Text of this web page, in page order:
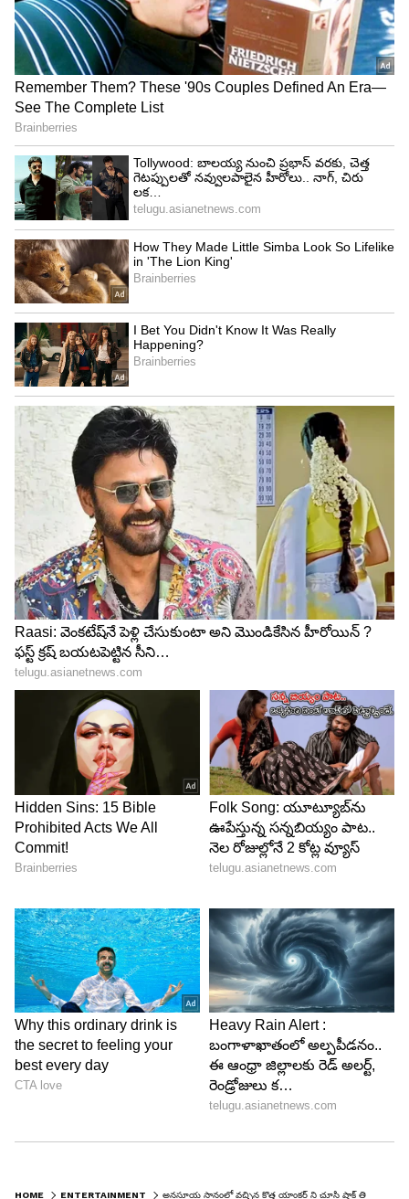
Jabardasth
ఎంతకీ ముసుగు తీయకపోవడంతో చలాకీ చంటి ఆమె
ముగుసు తొలగించాడు. ఒక్కసారిగా ఆ యాంకర్ ముఖం
చూసి కంగుతిన్నారు. దానికి కారణం ఆ కొత్త యాంకర్ ఎవరో
కాదు రష్మీ గౌతమ్(Rashmi Gautam). యాంకర్ గా కొత్త
అమ్మాయి వస్తుంది అనుకుంటే నువ్వొచ్చావా... అంటూ
నిట్టూర్చారు.
5
9
Jabardasth
దానికి రష్మీ గౌతమ్ వివరణ ఇచ్చారు. నేను తెలుగు భాష
లెక్క.. అక్కడా ఉంటా ఇక్కడా ఉంటా అంటూ ఓ పంచ్
డైలాగ్ విసిరింది. అయినా అప్పుడు ఇక్కడ నుండి(జబర్దస్త్)
అక్కడకు(ఎక్స్ట్రా జబర్దస్త్) వెళ్ళాను. మళ్ళీ
ఇక్కడకు వచ్చేశాను. నేను అక్కడికీ ఇక్కడికీ తిరుగుతూ
ఉంటాను కదా... అంటూ చెప్పుకొచ్చింది.
6
HOME ENTERTAINMENT